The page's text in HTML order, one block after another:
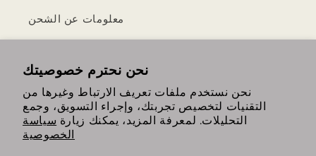
نحن نحترم خصوصيتك
نحن نستخدم ملفات تعريف الارتباط وغيرها من
التقنيات لتخصيص تجربتك، وإجراء التسويق، وجمع
التحليلات. لمعرفة المزيد، يمكنك زيارة سياسة
الخصوصية
معلومات عن الشحن
الشروط والأحكام
سياسة الإرجاع والاسترداد